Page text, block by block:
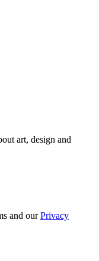
art, design and
and ourPrivacy